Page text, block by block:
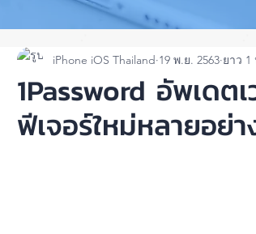
1Password อัพเดต
ฟีเจอร์ใหม่หลายอย่า
iPhone iOS Thailand 19 พ.ย. 2563 ยาว 1